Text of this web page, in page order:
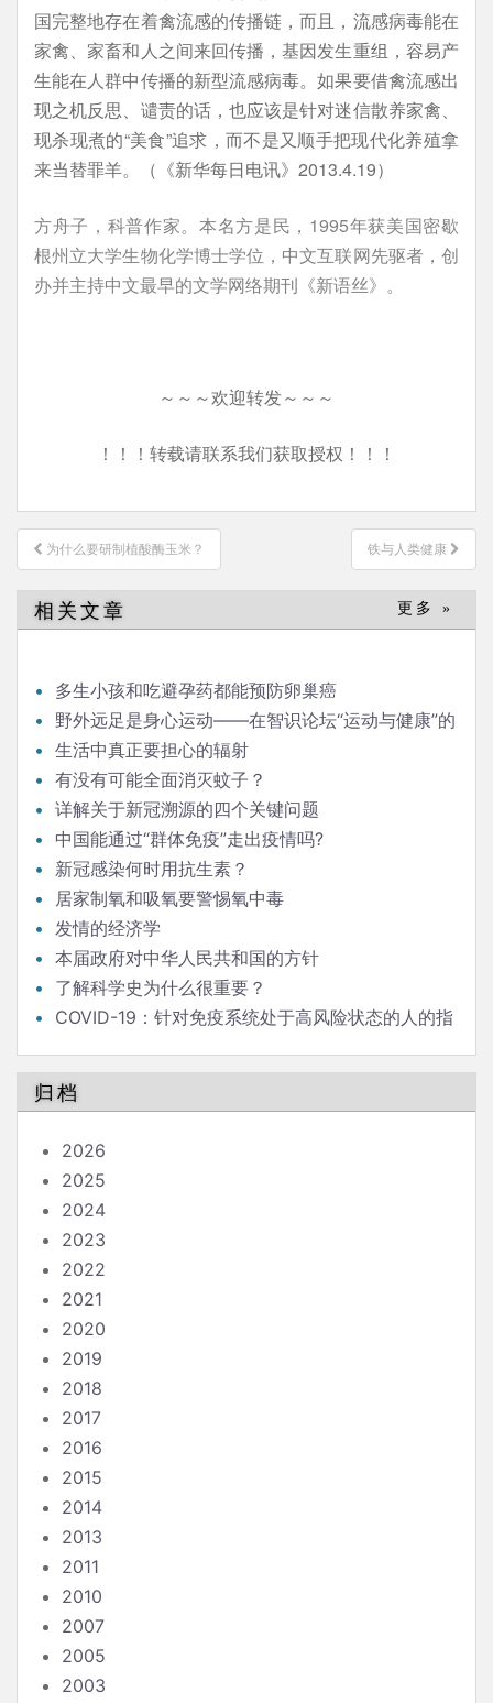
国完整地存在着禽流感的传播链，而且，流感病毒能在
家禽、家畜和人之间来回传播，基因发生重组，容易产
生能在人群中传播的新型流感病毒。如果要借禽流感出
现之机反思、谴责的话，也应该是针对迷信散养家禽、
现杀现煮的“美食”追求，而不是又顺手把现代化养殖拿
来当替罪羊。
（《新华每日电讯》2013.4.19）
方舟子，科普作家。本名方是民，1995年获美国密歇
根州立大学生物化学博士学位，中文互联网先驱者，创
办并主持中文最早的文学网络期刊《新语丝》。
～～～欢迎转发～～～
！！！转载请联系我们获取授权！！！
文
章
导
航
为什么要研制植酸酶玉米？ 铁与人类健康
相关文章 更多 »
多生小孩和吃避孕药都能预防卵巢癌
野外远足是身心运动——在智识论坛“运动与健康”的
发言生活中真正要担心的辐射
有没有可能全面消灭蚊子？
详解关于新冠溯源的四个关键问题
中国能通过“群体免疫”走出疫情吗?
新冠感染何时用抗生素？
居家制氧和吸氧要警惕氧中毒
发情的经济学
本届政府对中华人民共和国的方针
了解科学史为什么很重要？
COVID-19：针对免疫系统处于高风险状态的人的指
归档
2026
2025
2024
2023
2022
2021
2020
2019
2018
2017
2016
2015
2014
2013
2011
2010
2007
2005
2003